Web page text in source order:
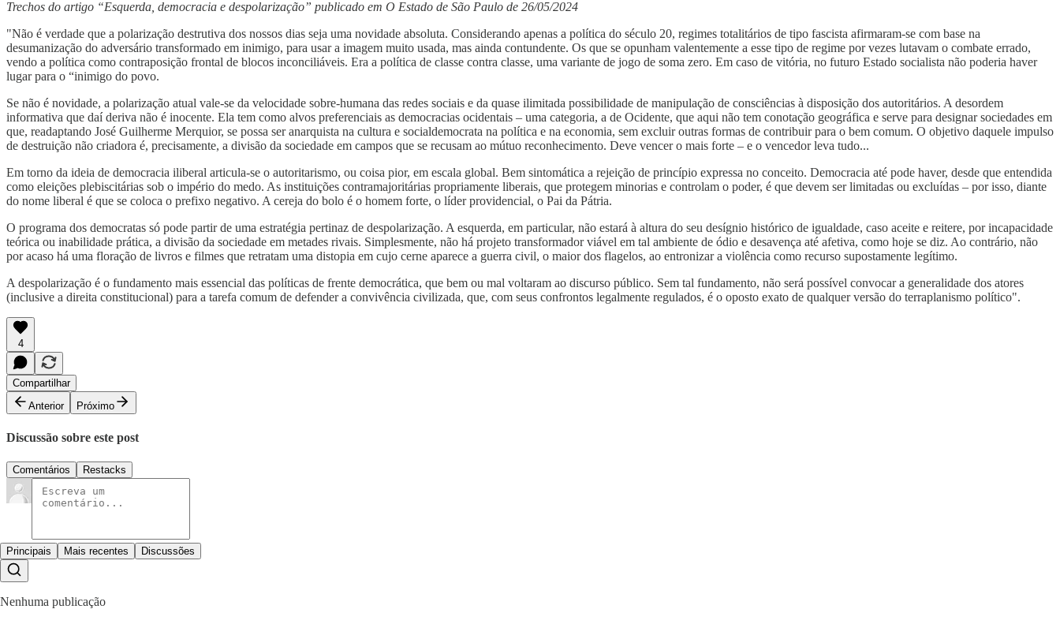
Trechos do artigo “Esquerda, democracia e despolarização” publicado em O Estado de São Paulo de 26/05/2024
"Não é verdade que a polarização destrutiva dos nossos dias seja uma novidade absoluta. Considerando apenas a política do século 20, regimes totalitários de tipo fascista afirmaram-se com base na
desumanização do adversário transformado em inimigo, para usar a imagem muito usada, mas ainda contundente. Os que se opunham valentemente a esse tipo de regime por vezes lutavam o combate errado,
vendo a política como contraposição frontal de blocos inconciliáveis. Era a política de classe contra classe, uma variante de jogo de soma zero. Em caso de vitória, no futuro Estado socialista não poderia haver
lugar para o “inimigo do povo.
Se não é novidade, a polarização atual vale-se da velocidade sobre-humana das redes sociais e da quase ilimitada possibilidade de manipulação de consciências à disposição dos autoritários. A desordem
informativa que daí deriva não é inocente. Ela tem como alvos preferenciais as democracias ocidentais – uma categoria, a de Ocidente, que aqui não tem conotação geográfica e serve para designar sociedades em
que, readaptando José Guilherme Merquior, se possa ser anarquista na cultura e socialdemocrata na política e na economia, sem excluir outras formas de contribuir para o bem comum. O objetivo daquele impulso
de destruição não criadora é, precisamente, a divisão da sociedade em campos que se recusam ao mútuo reconhecimento. Deve vencer o mais forte – e o vencedor leva tudo...
Em torno da ideia de democracia iliberal articula-se o autoritarismo, ou coisa pior, em escala global. Bem sintomática a rejeição de princípio expressa no conceito. Democracia até pode haver, desde que entendida
como eleições plebiscitárias sob o império do medo. As instituições contramajoritárias propriamente liberais, que protegem minorias e controlam o poder, é que devem ser limitadas ou excluídas – por isso, diante
do nome liberal é que se coloca o prefixo negativo. A cereja do bolo é o homem forte, o líder providencial, o Pai da Pátria.
O programa dos democratas só pode partir de uma estratégia pertinaz de despolarização. A esquerda, em particular, não estará à altura do seu desígnio histórico de igualdade, caso aceite e reitere, por incapacidade
teórica ou inabilidade prática, a divisão da sociedade em metades rivais. Simplesmente, não há projeto transformador viável em tal ambiente de ódio e desavença até afetiva, como hoje se diz. Ao contrário, não
por acaso há uma floração de livros e filmes que retratam uma distopia em cujo cerne aparece a guerra civil, o maior dos flagelos, ao entronizar a violência como recurso supostamente legítimo.
A despolarização é o fundamento mais essencial das políticas de frente democrática, que bem ou mal voltaram ao discurso público. Sem tal fundamento, não será possível convocar a generalidade dos atores
(inclusive a direita constitucional) para a tarefa comum de defender a convivência civilizada, que, com seus confrontos legalmente regulados, é o oposto exato de qualquer versão do terraplanismo político".
4
Compartilhar
Anterior
Próximo
Discussão sobre este post
Comentários Restacks
Principais Mais recentes Discussões
Nenhuma publicação